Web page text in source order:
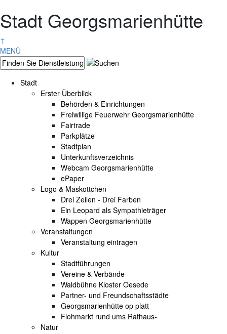
Stadt Georgsmarienhütte
↑
MENÜ
Stadt
Erster Überblick
Behörden & Einrichtungen
Freiwillige Feuerwehr Georgsmarienhütte
Fairtrade
Parkplätze
Stadtplan
Unterkunftsverzeichnis
Webcam Georgsmarienhütte
ePaper
Logo & Maskottchen
Drei Zeilen - Drei Farben
Ein Leopard als Sympathieträger
Wappen Georgsmarienhütte
Veranstaltungen
Veranstaltung eintragen
Kultur
Stadtführungen
Vereine & Verbände
Waldbühne Kloster Oesede
Partner- und Freundschaftsstädte
Georgsmarienhütte op platt
Flohmarkt rund ums Rathaus-
Natur